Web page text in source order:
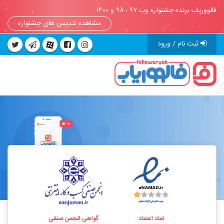
فالووریاب برنده جشنواره وب ۹۷ ، ۹۸ و ۱۴۰۰
مشاهده تندیس های جشنواره
ثبت نام / ورود
نماد اعتماد گواهی انجمن صنفی